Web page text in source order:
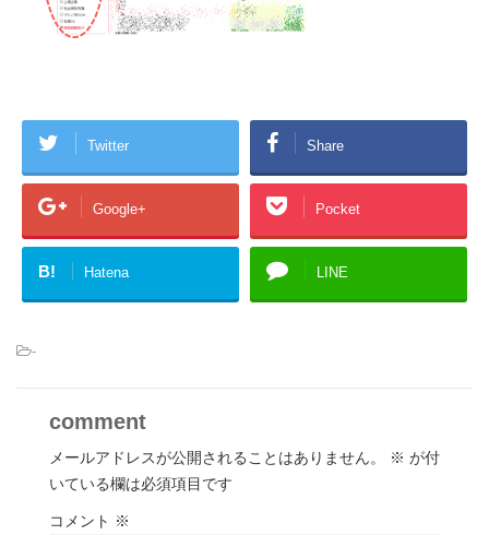
Twitter Share
Google+ Pocket
B! Hatena LINE
-
comment
メールアドレスが公開されることはありません。 ※ が付
いている欄は必須項目です
コメント ※